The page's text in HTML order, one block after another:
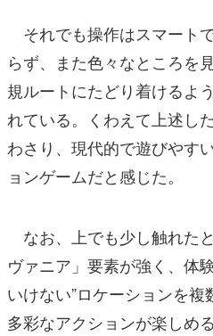
それでも操作はスマート
らず、また色々なところを
規ルートにたどり着けるよ
れている。くわえて上述し
わさり、現代的で遊びやす
ョンゲームだと感じた。
なお、上でも少し触れた
ヴァニア」要素が強く、体
いけない”ロケーションを
多彩なアクションが楽しめ